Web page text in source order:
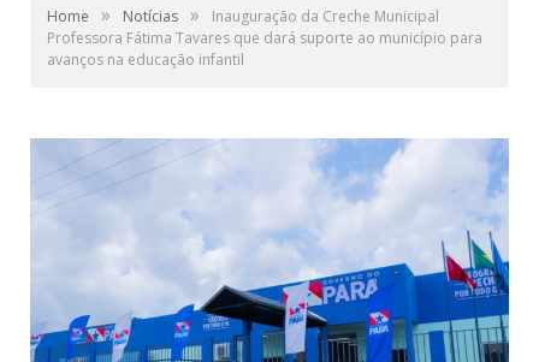
Home » Notícias »
Inauguração da Creche Municipal
Professora Fátima Tavares que dará suporte ao município para
avanços na educação infantil